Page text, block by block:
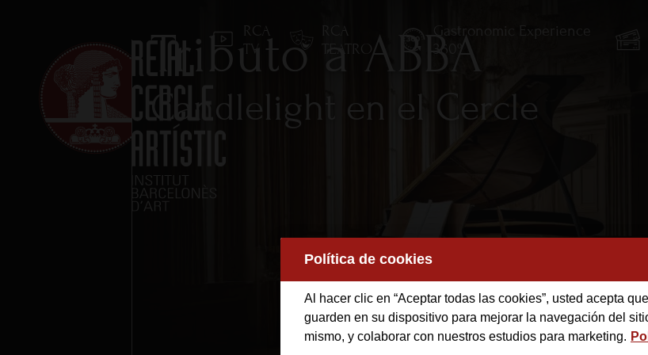
RCA
TV
RCA
TEATRO
Gastronomic Experience
360º
Inicio
Reial Cercle Artístic
Programas y Actividades
Tributo a ABBA
Candlelight en el Cercle
Política de cookies
Al hacer clic en “Aceptar todas las cookies”, usted acepta
guarden en su dispositivo para mejorar la navegación del
mismo, y colaborar con nuestros estudios para marketing.